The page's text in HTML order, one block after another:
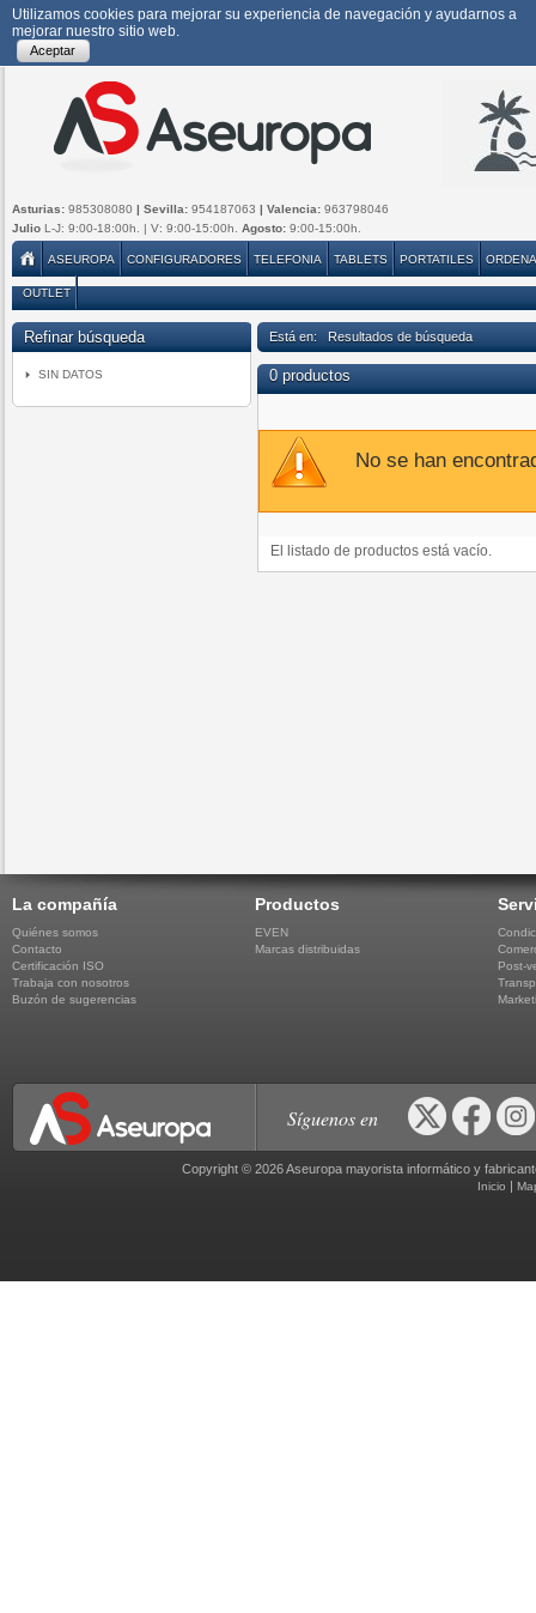
Utilizamos cookies para mejorar su experiencia de navegación y ayudarnos a
mejorar nuestro sitio web.
Aceptar
Asturias: 985308080 | Sevilla: 954187063 | Valencia: 963798046
Julio L-J: 9:00-18:00h. | V: 9:00-15:00h. Agosto: 9:00-15:00h.
ASEUROPA CONFIGURADORES TELEFONIA TABLETS PORTATILES
OUTLET
Refinar búsqueda
SIN DATOS
Está en: Resultados de búsqueda
0 productos
No se han
El listado de productos está vacío.
La compañía
Quiénes somos
Contacto
Certificación ISO
Trabaja con nosotros
Buzón de sugerencias
Productos
EVEN
Marcas distribuidas
Post-
Síguenos en
Copyright © 2026 Aseuropa mayorista informático y
Inicio |